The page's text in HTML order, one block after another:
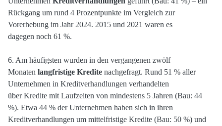
Rückgang um rund 4 Prozentpunkte im Vergleich zur
Vorerhebung im Jahr 2024. 2015 und 2021 waren es
dagegen noch 61 %.
6. Am häufigsten wurden in den vergangenen zwölf
Monaten langfristige Kredite nachgefragt. Rund 51 % aller
Unternehmen in Kreditverhandlungen verhandelten
über Kredite mit Laufzeiten von mindestens 5 Jahren (Bau: 44
%). Etwa 44 % der Unternehmen haben sich in ihren
Kreditverhandlungen um mittelfristige Kredite (Bau: 50 %) und